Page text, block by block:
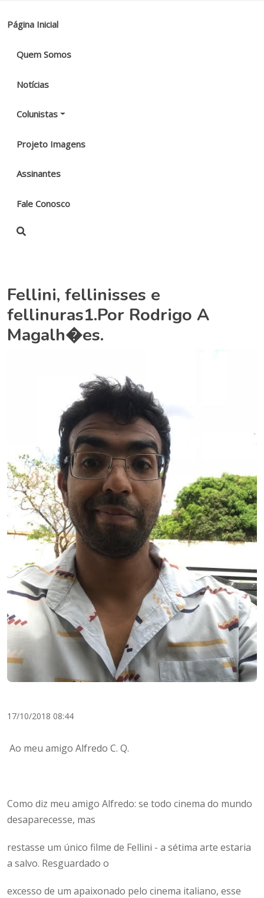
Página Inicial
Quem Somos
Notícias
Colunistas
Projeto Imagens
Assinantes
Fale Conosco
Fellini, fellinisses e
fellinuras1.Por Rodrigo A
Magalh�es.
17/10/2018 08:44
Ao meu amigo Alfredo C. Q.
Como diz meu amigo Alfredo: se todo cinema do mundo
desaparecesse, mas
restasse um único filme de Fellini - a sétima arte estaria
a salvo. Resguardado o
excesso de um apaixonado pelo cinema italiano, esse